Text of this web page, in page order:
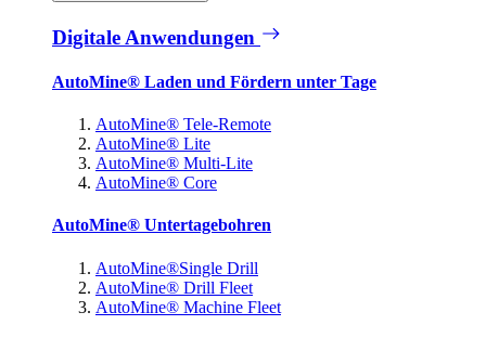
Digitale Anwendungen
AutoMine® Laden und Fördern unter Tage
AutoMine® Tele-Remote
AutoMine® Lite
AutoMine® Multi-Lite
AutoMine® Core
AutoMine® Untertagebohren
AutoMine®Single Drill
AutoMine® Drill Fleet
AutoMine® Machine Fleet